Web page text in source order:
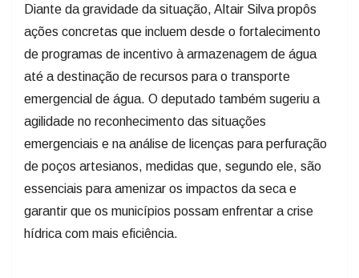
Diante da gravidade da situação, Altair Silva propôs
ações concretas que incluem desde o fortalecimento
de programas de incentivo à armazenagem de água
até a destinação de recursos para o transporte
emergencial de água. O deputado também sugeriu a
agilidade no reconhecimento das situações
emergenciais e na análise de licenças para perfuração
de poços artesianos, medidas que, segundo ele, são
essenciais para amenizar os impactos da seca e
garantir que os municípios possam enfrentar a crise
hídrica com mais eficiência.